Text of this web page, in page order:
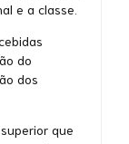
e a classe.
do
dos
que